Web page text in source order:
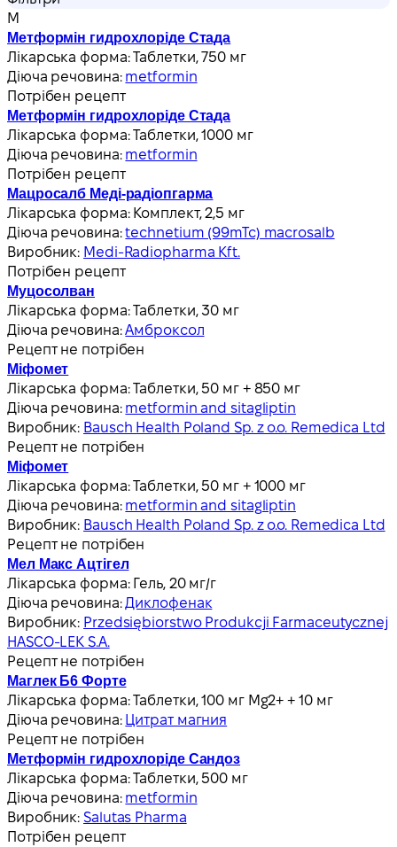
М
Метформін гидрохлоріде Стада
Лікарська форма:Таблетки, 750 мг
Діюча речовина: metformin
Потрібен рецепт
Метформін гидрохлоріде Стада
Лікарська форма:Таблетки, 1000 мг
Діюча речовина: metformin
Потрібен рецепт
Мацросалб Меді-радіопгарма
Лікарська форма: Комплект, 2,5 мг
Діюча речовина:technetium (99mTc) macrosalb
Виробник: Medi-Radiopharma Kft.
Потрібен рецепт
Муцосолван
Лікарська форма:Таблетки, 30 мг
Діюча речовина:Амброксол
Рецепт не потрібен
Міфомет
Лікарська форма:Таблетки, 50 мг + 850 мг
Діюча речовина: metformin and sitagliptin
Виробник: Bausch Health Poland Sp. z o.o. Remedica Ltd
Рецепт не потрібен
Міфомет
Лікарська форма:Таблетки, 50 мг + 1000 мг
Діюча речовина: metformin and sitagliptin
Виробник: Bausch Health Poland Sp. z o.o. Remedica Ltd
Рецепт не потрібен
Мел Макс Ацтігел
Лікарська форма: Гель, 20 мг/г
Діюча речовина:Диклофенак
Виробник: Przedsiębiorstwo Produkcji Farmaceutycznej
HASCO-LEK S.A.
Рецепт не потрібен
Маглек Б6 Форте
Лікарська форма:Таблетки, 100 мг Mg2+ + 10 мг
Діюча речовина: Цитрат магния
Рецепт не потрібен
Метформін гидрохлоріде Сандоз
Лікарська форма:Таблетки, 500 мг
Діюча речовина: metformin
Виробник:Salutas Pharma
Потрібен рецепт